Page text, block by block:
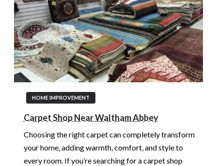
HOME IMPROVEMENT
Carpet Shop Near Waltham Abbey
Choosing the right carpet can completely transform
your home, adding warmth, comfort, and style to
every room. If you’re searching for a carpet shop